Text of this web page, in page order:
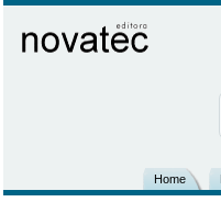
Home